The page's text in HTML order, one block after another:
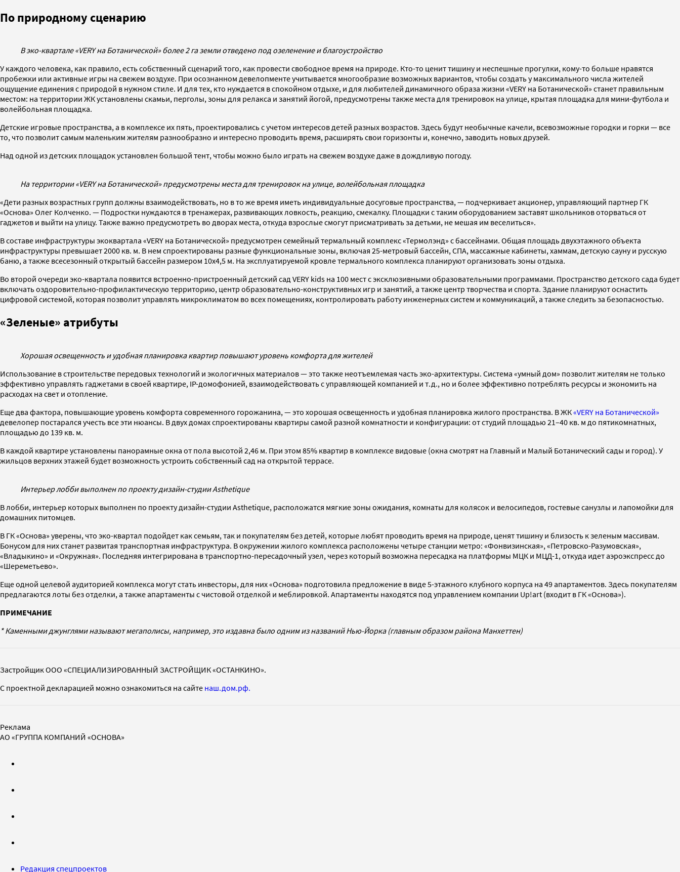
По природному сценарию
В эко-квартале «VERY на Ботанической» более 2 га земли отведено под озеленение и благоустройство
У каждого человека, как правило, есть собственный сценарий того, как провести свободное время на природе. Кто-то ценит тишину и неспешные прогулки, кому-то больше нравятся
пробежки или активные игры на свежем воздухе. При осознанном девелопменте учитывается многообразие возможных вариантов, чтобы создать у максимального числа жителей
ощущение единения с природой в нужном стиле. И для тех, кто нуждается в спокойном отдыхе, и для любителей динамичного образа жизни «VERY на Ботанической» станет правильным
местом: на территории ЖК установлены скамьи, перголы, зоны для релакса и занятий йогой, предусмотрены также места для тренировок на улице, крытая площадка для мини-футбола и
волейбольная площадка.
Детские игровые пространства, а в комплексе их пять, проектировались с учетом интересов детей разных возрастов. Здесь будут необычные качели, всевозможные городки и горки — все
то, что позволит самым маленьким жителям разнообразно и интересно проводить время, расширять свои горизонты и, конечно, заводить новых друзей.
Над одной из детских площадок установлен большой тент, чтобы можно было играть на свежем воздухе даже в дождливую погоду.
На территории «VERY на Ботанической» предусмотрены места для тренировок на улице, волейбольная площадка
«Дети разных возрастных групп должны взаимодействовать, но в то же время иметь индивидуальные досуговые пространства, — подчеркивает акционер, управляющий партнер ГК
«Основа» Олег Колченко. — Подростки нуждаются в тренажерах, развивающих ловкость, реакцию, смекалку. Площадки с таким оборудованием заставят школьников оторваться от
гаджетов и выйти на улицу. Также важно предусмотреть во дворах места, откуда взрослые смогут присматривать за детьми, не мешая им веселиться».
В составе инфраструктуры экоквартала «VERY на Ботанической» предусмотрен семейный термальный комплекс «Термолэнд» с бассейнами. Общая площадь двухэтажного объекта
инфраструктуры превышает 2000 кв. м. В нем спроектированы разные функциональные зоны, включая 25-метровый бассейн, СПА, массажные кабинеты, хаммам, детскую сауну и русскую
баню, а также всесезонный открытый бассейн размером 10x4,5 м. На эксплуатируемой кровле термального комплекса планируют организовать зоны отдыха.
Во второй очереди эко-квартала появится встроенно-пристроенный детский сад VERY kids на 100 мест с эксклюзивными образовательными программами. Пространство детского сада будет
включать оздоровительно-профилактическую территорию, центр образовательно-конструктивных игр и занятий, а также центр творчества и спорта. Здание планируют оснастить
цифровой системой, которая позволит управлять микроклиматом во всех помещениях, контролировать работу инженерных систем и коммуникаций, а также следить за безопасностью.
«Зеленые» атрибуты
Хорошая освещенность и удобная планировка квартир повышают уровень комфорта для жителей
Использование в строительстве передовых технологий и экологичных материалов — это также неотъемлемая часть эко-архитектуры. Система «умный дом» позволит жителям не только
эффективно управлять гаджетами в своей квартире, IP-домофонией, взаимодействовать с управляющей компанией и т.д., но и более эффективно потреблять ресурсы и экономить на
расходах на свет и отопление.
Еще два фактора, повышающие уровень комфорта современного горожанина, — это хорошая освещенность и удобная планировка жилого пространства. В ЖК«VERY на Ботанической»
девелопер постарался учесть все эти нюансы. В двух домах спроектированы квартиры самой разной комнатности и конфигурации: от студий площадью 21–40 кв. м до пятикомнатных,
площадью до 139 кв. м.
В каждой квартире установлены панорамные окна от пола высотой 2,46 м. При этом 85% квартир в комплексе видовые (окна смотрят на Главный и Малый Ботанический сады и город). У
жильцов верхних этажей будет возможность устроить собственный сад на открытой террасе.
Интерьер лобби выполнен по проекту дизайн-студии Asthetique
В лобби, интерьер которых выполнен по проекту дизайн-студии Asthetique, расположатся мягкие зоны ожидания, комнаты для колясок и велосипедов, гостевые санузлы и лапомойки для
домашних питомцев.
В ГК «Основа» уверены, что эко-квартал подойдет как семьям, так и покупателям без детей, которые любят проводить время на природе, ценят тишину и близость к зеленым массивам.
Бонусом для них станет развитая транспортная инфраструктура. В окружении жилого комплекса расположены четыре станции метро: «Фонвизинская», «Петровско-Разумовская»,
«Владыкино» и «Окружная». Последняя интегрирована в транспортно-пересадочный узел, через который возможна пересадка на платформы МЦК и МЦД-1, откуда идет аэроэкспресс до
«Шереметьево».
Еще одной целевой аудиторией комплекса могут стать инвесторы, для них «Основа» подготовила предложение в виде 5-этажного клубного корпуса на 49 апартаментов. Здесь покупателям
предлагаются лоты без отделки, а также апартаменты с чистовой отделкой и меблировкой. Апартаменты находятся под управлением компании Up!art (входит в ГК «Основа»).
ПРИМЕЧАНИЕ
* Каменными джунглями называют мегаполисы, например, это издавна было одним из названий Нью-Йорка (главным образом района Манхеттен)
Застройщик ООО «СПЕЦИАЛИЗИРОВАННЫЙ ЗАСТРОЙЩИК «ОСТАНКИНО».
С проектной декларацией можно ознакомиться на сайте наш.дом.рф.
Реклама
АО «ГРУППА КОМПАНИЙ «ОСНОВА»
Редакция спецпроектов